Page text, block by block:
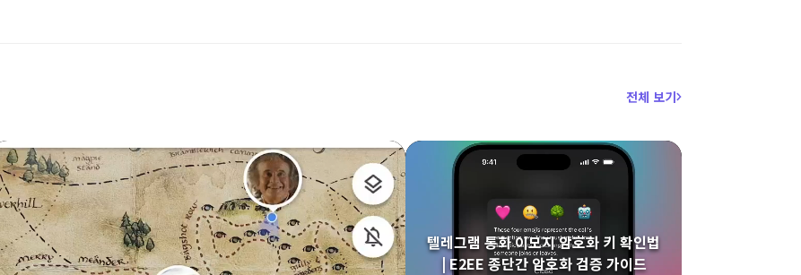
전체 보기
텔레그램 통화 이모지 암호화 키 확인법
| E2EE 종단간 암호화 검증 가이드